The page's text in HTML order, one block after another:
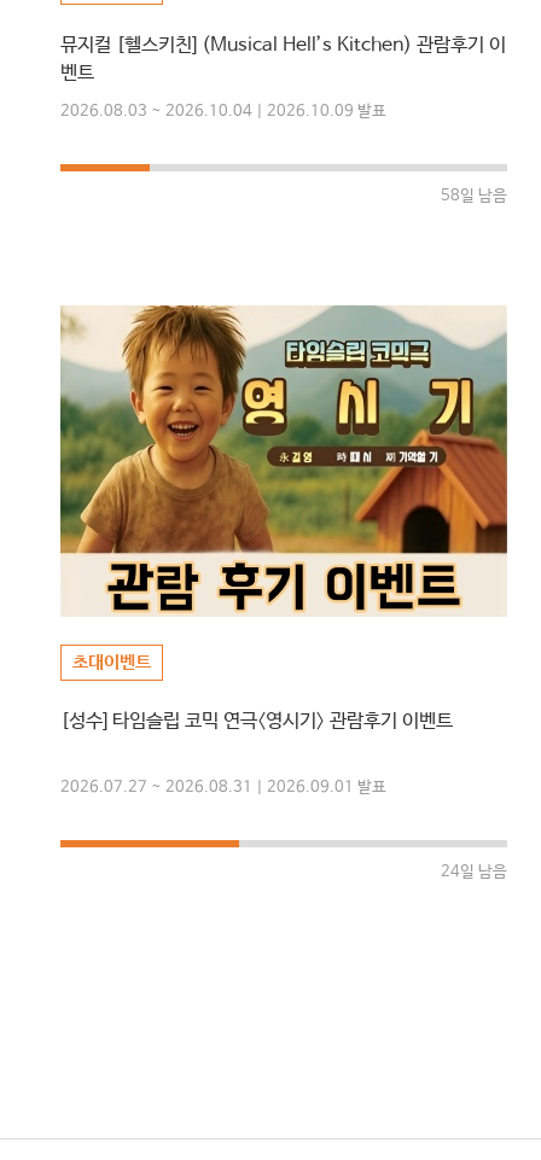
뮤지컬 [헬스키친] (Musical Hell’s Kitchen) 관람후기 이
벤트
2026.08.03 ~ 2026.10.04 | 2026.10.09 발표
58일 남음
초대이벤트
[성수] 타임슬립 코믹 연극〈영시기〉 관람후기 이벤트
2026.07.27 ~ 2026.08.31 | 2026.09.01 발표
24일 남음